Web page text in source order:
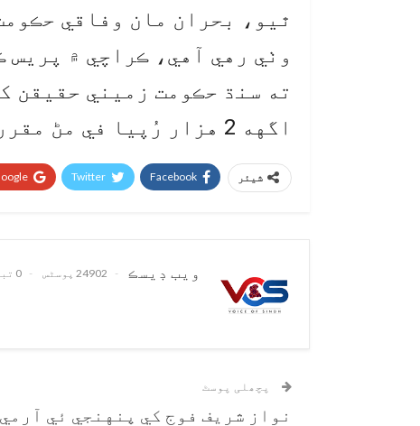
ٿيو، بحران مان وفاقي
وٺي رهي آهي، ڪراچي ۾ پريس
ته سنڌ حڪومت زميني حقيقن
اگهه 2 هزار رُپيا في مڻ مقرر ڪرڻ جي تجويز ڏني آهي.
شیئر Facebook
Twitter
ويب ڊيسڪ 24902 پوسٹس 0 تبصرے
پچھلی پوسٹ
نواز شريف فوج کي پنهنجي ئي آرمي